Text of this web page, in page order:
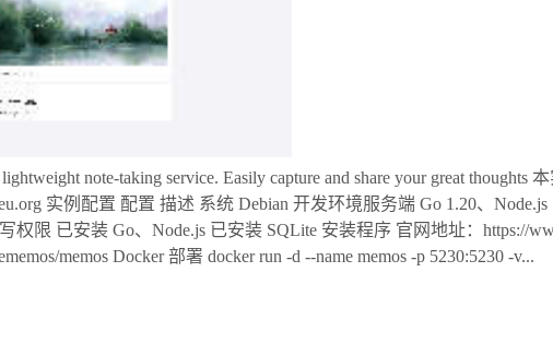
note-taking service. Easily capture and share your great
实例配置 配置 描述 系统 Debian 开发环境服务端 Go 1.20、
权限 已安装 Go、Node.js 已安装 SQLite 安装程序 官网地址：https://
memos Docker 部署 docker run -d --name memos -p 5230:5230 -v...